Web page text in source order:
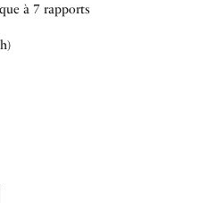
à 7 rapports